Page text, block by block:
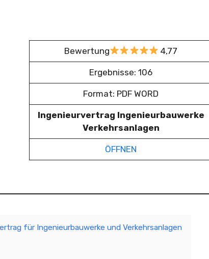
Bewertung 4,77
Ergebnisse: 106
Format: PDF WORD
Ingenieurvertrag Ingenieurbauwerke
Verkehrsanlagen
ÖFFNEN
für Ingenieurbauwerke und Verkehrsanlagen